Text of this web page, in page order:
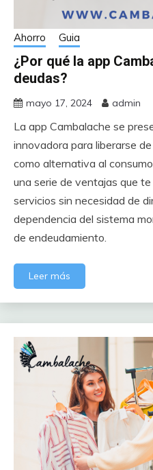
Ahorro Guia
¿Por qué la app
deudas?
mayo 17, 2024 admin
La app Cambalache se
innovadora para liberarse
como alternativa al
una serie de ventajas que
servicios sin necesidad de
dependencia del sistema
de endeudamiento.
Leer más